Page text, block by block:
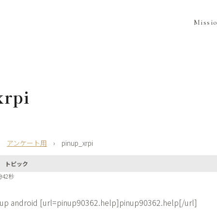
アンケート用 › pinup_xrpi
トピック
42秒
android [url=pinup90362.help]pinup90362.help[/url]